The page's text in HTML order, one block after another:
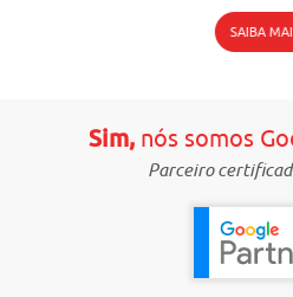
SAIBA
Sim,nós somos
Parceiro